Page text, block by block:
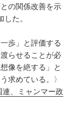
の関係改善を示
た。
歩」と評価する
らせることが必
像を絶する」と
求めている。〉
連、ミャンマー政